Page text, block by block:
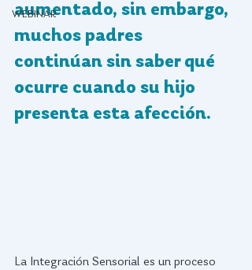
WEBINAR
aumentado, sin embargo,
muchos padres
continúan sin saber qué
ocurre cuando su hijo
presenta esta afección.
La Integración Sensorial es un proceso